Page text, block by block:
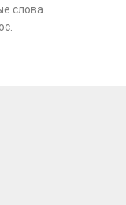
слова.